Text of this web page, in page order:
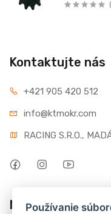
Kontaktujte nás
+421 905 420 512
info@ktmokr.com
RACING S.R.O.,
Môj účet
Používanie